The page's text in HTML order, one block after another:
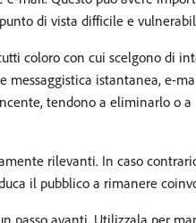
di vista difficile e
coloro con cui scelgono di
messaggistica istantanea, e-
tendono a eliminarlo o a
rilevanti. In caso
il pubblico a rimanere
passo avanti. Utilizzala per